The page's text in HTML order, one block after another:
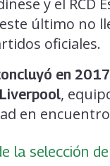
último no
oficiales.
en
,
en
la selección